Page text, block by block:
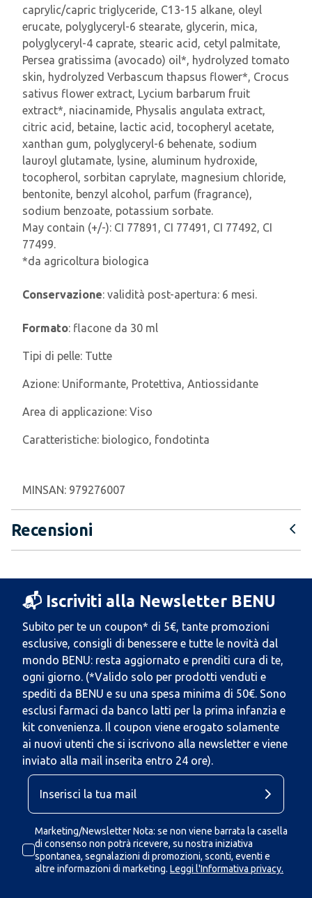
caprylic/capric triglyceride, C13-15 alkane, oleyl
erucate, polyglyceryl-6 stearate, glycerin, mica,
polyglyceryl-4 caprate, stearic acid, cetyl palmitate,
Persea gratissima (avocado) oil*, hydrolyzed tomato
skin, hydrolyzed Verbascum thapsus flower*, Crocus
sativus flower extract, Lycium barbarum fruit
extract*, niacinamide, Physalis angulata extract,
citric acid, betaine, lactic acid, tocopheryl acetate,
xanthan gum, polyglyceryl-6 behenate, sodium
lauroyl glutamate, lysine, aluminum hydroxide,
tocopherol, sorbitan caprylate, magnesium chloride,
bentonite, benzyl alcohol, parfum (fragrance),
sodium benzoate, potassium sorbate.
May contain (+/-): CI 77891, CI 77491, CI 77492, CI
77499.
*da agricoltura biologica
Conservazione: validità post-apertura: 6 mesi.
Formato: flacone da 30 ml
Tipi di pelle: Tutte
Azione: Uniformante, Protettiva, Antiossidante
Area di applicazione: Viso
Caratteristiche: biologico, fondotinta
MINSAN: 979276007
Recensioni
📬 Iscriviti alla Newsletter BENU
Subito per te un coupon* di 5€, tante promozioni
esclusive, consigli di benessere e tutte le novità dal
mondo BENU: resta aggiornato e prenditi cura di te,
ogni giorno. (*Valido solo per prodotti venduti e
spediti da BENU e su una spesa minima di 50€. Sono
esclusi farmaci da banco latti per la prima infanzia e
kit convenienza. Il coupon viene erogato solamente
ai nuovi utenti che si iscrivono alla newsletter e viene
inviato alla mail inserita entro 24 ore).
Marketing/Newsletter Nota: se non viene barrata la casella
di consenso non potrà ricevere, su nostra iniziativa
spontanea, segnalazioni di promozioni, sconti, eventi e
altre informazioni di marketing. Leggi l'Informativa privacy.